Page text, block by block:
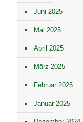
Juni 2025
Mai 2025
April 2025
März 2025
Februar 2025
Januar 2025